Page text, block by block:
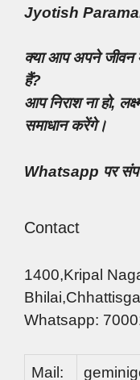
Jyotish
क्या आप अपने जीवन
हैं?
आप निराश ना हो,
समाधान करेंगे।
Whatsapp पर
Contact
1400,Kripal
Whatsapp:
Mail: